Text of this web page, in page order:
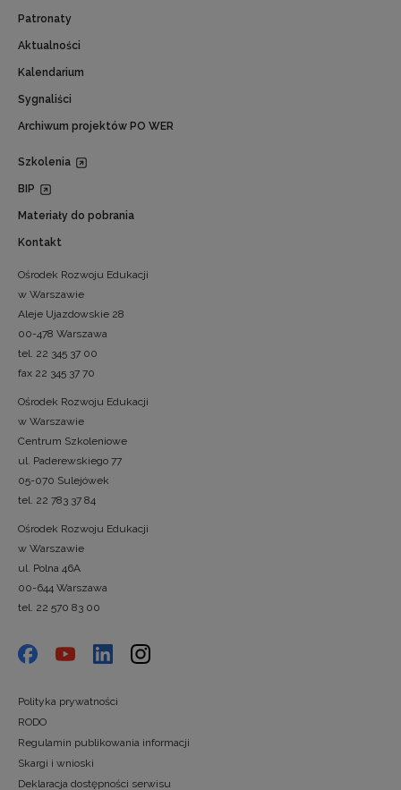
Patronaty
Aktualności
Kalendarium
Sygnaliści
Archiwum projektów PO WER
Szkolenia
BIP
Materiały do pobrania
Kontakt
Ośrodek Rozwoju Edukacji
w Warszawie
Aleje Ujazdowskie 28
00-478 Warszawa
tel. 22 345 37 00
fax 22 345 37 70
Ośrodek Rozwoju Edukacji
w Warszawie
Centrum Szkoleniowe
ul. Paderewskiego 77
05-070 Sulejówek
tel. 22 783 37 84
Ośrodek Rozwoju Edukacji
w Warszawie
ul. Polna 46A
00-644 Warszawa
tel. 22 570 83 00
Polityka prywatności
RODO
Regulamin publikowania informacji
Skargi i wnioski
Deklaracja dostępności serwisu